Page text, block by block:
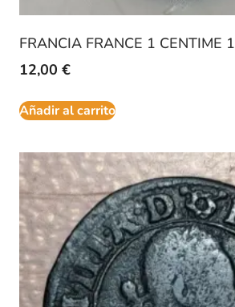
FRANCIA FRANCE 1 CENTIME
12,00 €
Añadir al carrito